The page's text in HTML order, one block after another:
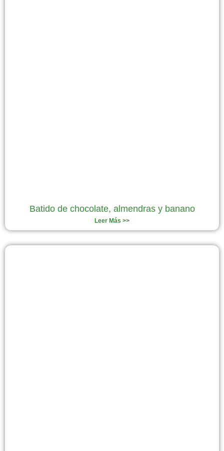
Batido de chocolate, almendras y banano
Leer Más >>